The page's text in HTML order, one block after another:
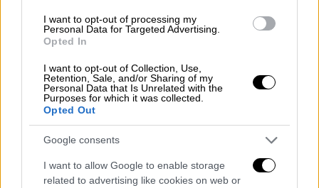
I want to opt-out of processing my
Personal Data for Targeted Advertising.
Opted In
I want to opt-out of Collection, Use,
Retention, Sale, and/or Sharing of my
Personal Data that Is Unrelated with the
Purposes for which it was collected.
Opted Out
Google consents
I want to allow Google to enable storage
related to advertising like cookies on web or
ενεργή παρουσία στη ζωή του πατέρα της
αφήνοντας αιχμές για οικογενειακές
διαφορές. «Δεν πρέπει να ανησυχεί για τον
πατέρα της, είναι μια χαρά. Έχει υπάρξει
ευεργετημένη από εκείνον και υπάρχουν και
οικογενειακά ζητήματαπου δεν είναι της
παρούσης», σημείωσε.